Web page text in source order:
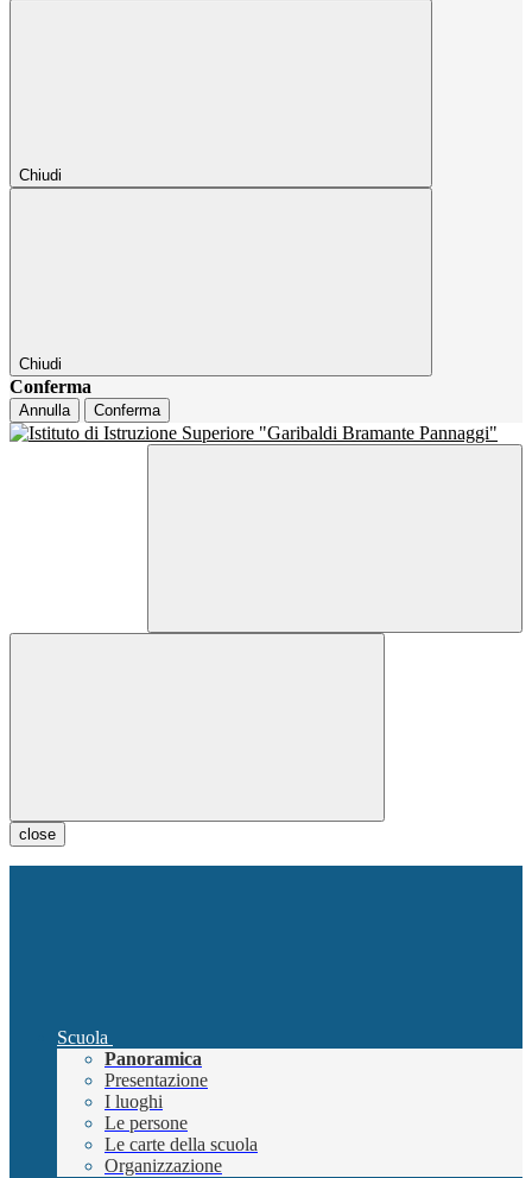
Chiudi
Chiudi
Conferma
Annulla Conferma
close
Scuola
Panoramica
Presentazione
I luoghi
Le persone
Le carte della scuola
Organizzazione